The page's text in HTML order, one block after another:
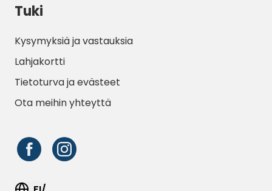
Tuki
Kysymyksiä ja vastauksia
Lahjakortti
Tietoturva ja evästeet
Ota meihin yhteyttä